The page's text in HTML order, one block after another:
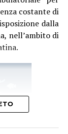
costante di
dalla
nell’ambito di